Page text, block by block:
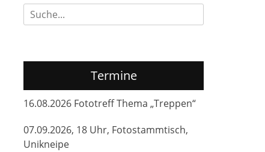
Suchen
nach:
Termine
16.08.2026 Fototreff Thema „Treppen“
07.09.2026, 18 Uhr, Fotostammtisch,
Unikneipe